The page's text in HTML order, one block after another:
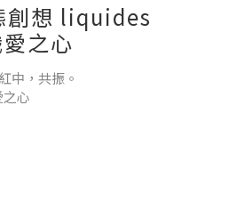
，
，
，
，
雲之後，
，
線，
創想 liquides
之心
中，共振。
心